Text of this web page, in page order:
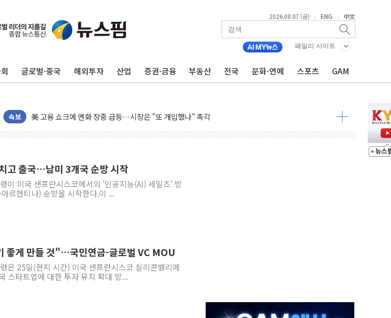
2026.08.07 (금) | ENG | 中文
패밀리 사이트
글로벌·중국 해외투자 산업 증권·금융 부동산 전국 문화·연예 스포츠 GAM
속보
美 항소법원, 백악관 무도회장 공사 중단 명령…트럼프 제동
이란의 핵심 원유 수출항 '하르그섬', 최근 1주일 이상 '올스톱'… 美 해상봉쇄 영향
[AI MY 뉴스] 뉴욕 반도체주 프리뷰...美 고용 쇼크에 반도체주 '활짝'
뉴욕증시 프리뷰, 美 고용 쇼크에 금리 인상 우려 후퇴…나스닥 선물 1%대 상승
뉴욕증시 개장 전 특징주...아틀라시안·클라우드플레어·태양광주↑ VS 트레이드데스크·웬디스↓
보훈부, 미 DPAA와 MOU… "6·25 미군 실종자 7359명 끝까지 찾겠다"
李 대통령, '6시간 마라톤 부동산 2차 회의' 주재… "전폭적 공급 확대·속도전 총력"
트럼프, 中 겨냥 폴리실리콘 관세 15% 부과…美 태양광주 급등
[사진] 빈살만과 에르도안의 만남
남동발전, 해남군에 국내 최대 규모 400MW 태양광 착공…여의도 1.6배 규모
고 출국…남미 3개국 순방 시작
이 미국 샌프란시스코에서의 '인공지능(AI) 세일즈' 방
르헨티나) 순방을 시작한다.이 ...
좋게 만들 것"…국민연금-글로벌 VC MOU
은 25일(현지 시간) 미국 샌프란시스코 실리콘밸리에
스타트업에 대한 투자 유치 확대 방...